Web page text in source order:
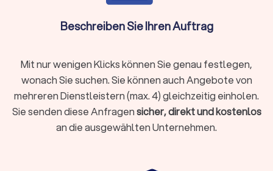
Sanitäranlagen warten und defekte Armaturen
austauschen
Reinigung und Pflege:
Treppenhäuser, Flure und Gemeinschaftsräume reinigen
Außenanlagen und Eingangsbereiche pflegen
Beschreiben Sie Ihren Auftrag
Mit nur wenigen Klicks können Sie genau festlegen,
wonach Sie suchen. Sie können auch Angebote von
mehreren Dienstleistern (max. 4) gleichzeitig einholen.
Sie senden diese Anfragensicher, direkt und kostenlos
an die ausgewählten Unternehmen.